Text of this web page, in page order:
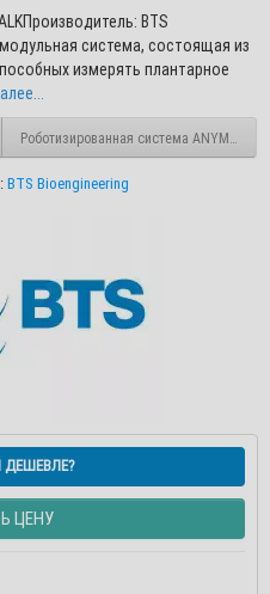
BTS
система, состоящая из
измерять плантарное
Роботизированная система ANYMOV
BTS Bioengineering
ЦЕНУ